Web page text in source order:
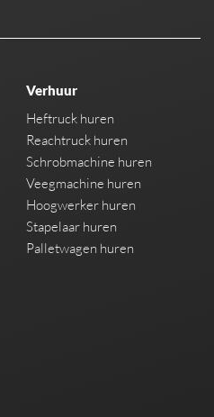
Verhuur
Heftruck huren
Reachtruck huren
Schrobmachine huren
Veegmachine huren
Hoogwerker huren
Stapelaar huren
Palletwagen huren